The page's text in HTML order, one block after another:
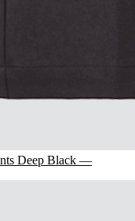
Deep Black —